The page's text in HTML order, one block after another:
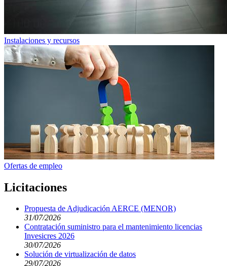
Instalaciones y recursos
Ofertas de empleo
Licitaciones
Propuesta de Adjudicación AERCE (MENOR)
31/07/2026
Contratación suministro para el mantenimiento licencias
Invesicres 2026
30/07/2026
Solución de virtualización de datos
29/07/2026